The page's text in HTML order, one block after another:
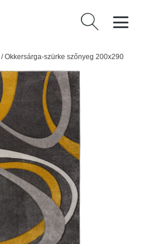
Keresés:
/Okkersárga-szürke szőnyeg 200x290